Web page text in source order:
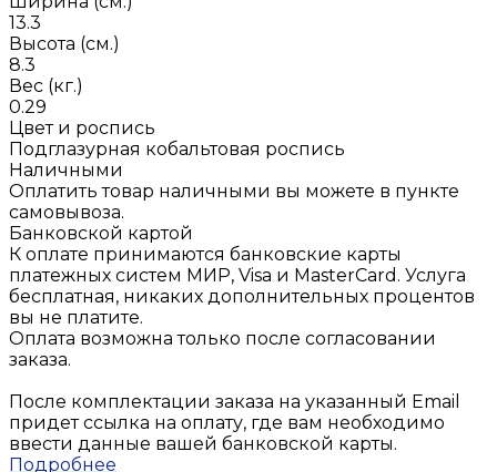
13.3
Высота (см.)
8.3
Вес (кг.)
0.29
Цвет и роспись
Подглазурная кобальтовая роспись
Наличными
Оплатить товар наличными вы можете в пункте
самовывоза.
Банковской картой
К оплате принимаются банковские карты
платежных систем МИР, Visa и MasterCard. Услуга
бесплатная, никаких дополнительных процентов
вы не платите.
Оплата возможна только после согласовании
заказа.
После комплектации заказа на указанный Email
придет ссылка на оплату, где вам необходимо
ввести данные вашей банковской карты.
Подробнее